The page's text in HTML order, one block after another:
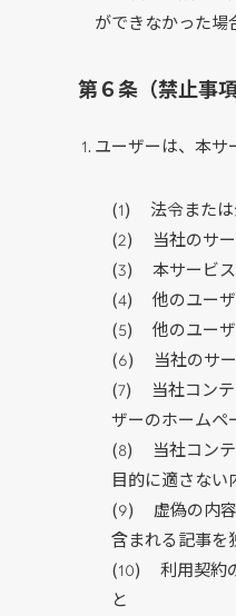
ができなかった場
第６条（禁止事項
ユーザーは、本
法令また
当社のサ
本サービ
他のユー
他のユー
当社のサ
当社コン
ザーのホームペ
当社コン
目的に適さない
虚偽の内
含まれる記事を
利用契約
と